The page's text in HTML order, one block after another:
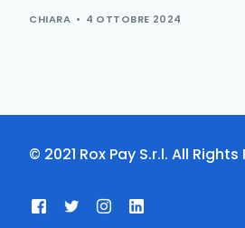
CHIARA 4 OTTOBRE 2024
© 2021 Rox Pay S.r.l. All Rights